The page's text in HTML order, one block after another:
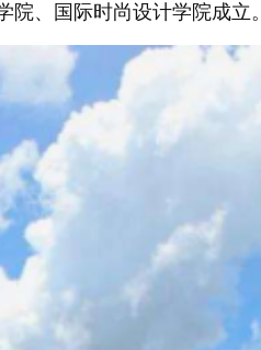
、国际时尚设计学院成立。